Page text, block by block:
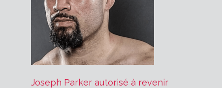
Joseph Parker autorisé à revenir